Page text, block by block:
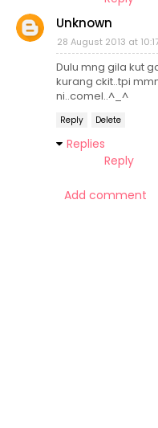
Unknown
28 August 2013 at
Dulu mng gila kut
kurang ckit..tpi
ni..comel..^_^
Reply Delete
Replies
Reply
Add comment